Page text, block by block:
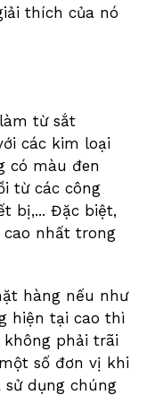
thích của nó
từ sắt
các kim loại
có màu đen
từ các công
bị,... Đặc biệt,
cao nhất trong
hàng nếu như
hiện tại cao thì
phải trãi
số đơn vị khi
dụng chúng